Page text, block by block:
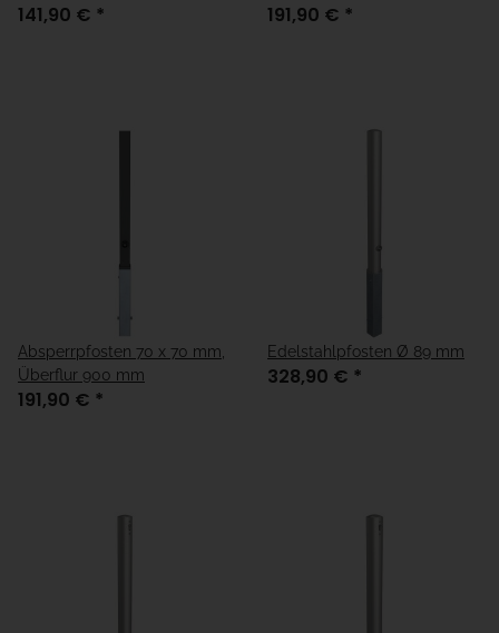
141,90 € * 191,90 € *
Absperrpfosten 70 x 70 mm,
Überflur 900 mm
191,90 € *
Edelstahlpfosten Ø 89 mm
328,90 € *